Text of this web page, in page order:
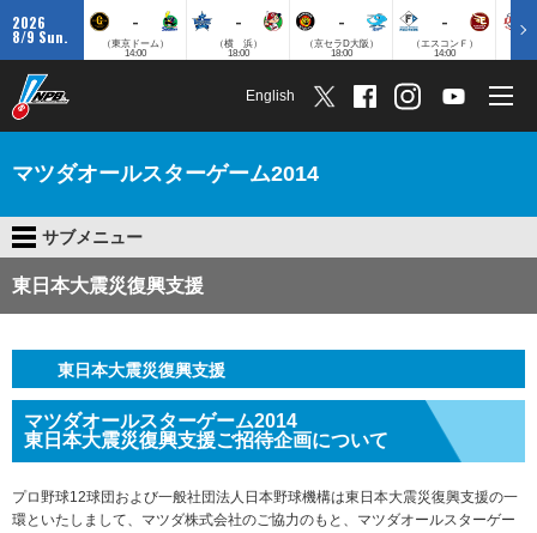
2026
8/9 Sun.
-
（東京ドーム）
14:00
-
（横 浜）
18:00
-
（京セラD大阪）
18:00
-
（エスコンＦ）
14:00
English
マツダオールスターゲーム2014
サブメニュー
東日本大震災復興支援
東日本大震災復興支援
マツダオールスターゲーム2014
東日本大震災復興支援ご招待企画について
プロ野球12球団および一般社団法人日本野球機構は東日本大震災復興支援の一
環といたしまして、マツダ株式会社のご協力のもと、マツダオールスターゲー